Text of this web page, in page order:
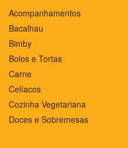
Acompanhamentos
Bacalhau
Bimby
Bolos e Tortas
Carne
Celíacos
Cozinha Vegetariana
Doces e Sobremesas